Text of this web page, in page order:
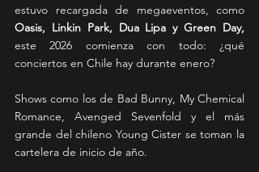
Oasis, Linkin Park, Dua Lipa y Green Day,
este 2026 comienza con todo: ¿qué
conciertos en Chile hay durante enero?
Shows como los de Bad Bunny, My Chemical
Romance, Avenged Sevenfold y el más
grande del chileno Young Cister se toman la
cartelera de inicio de año.